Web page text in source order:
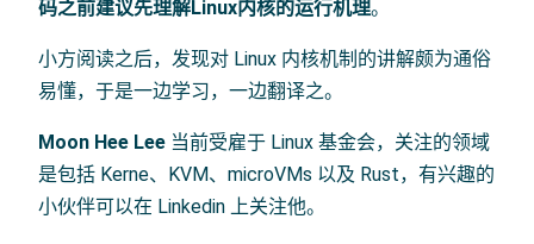
码之前建议先理解Linux内核的运行机理。
小方阅读之后，发现对 Linux 内核机制的讲解颇为通俗
易懂，于是一边学习，一边翻译之。
Moon Hee Lee 当前受雇于 Linux 基金会，关注的领域
是包括 Kerne、KVM、microVMs 以及 Rust，有兴趣的
小伙伴可以在 Linkedin 上关注他。